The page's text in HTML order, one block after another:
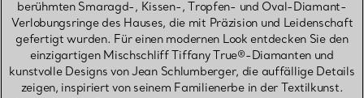
berühmten Smaragd-, Kissen-, Tropfen- und Oval-Diamant-
Verlobungsringe des Hauses, die mit Präzision und Leidenschaft
gefertigt wurden. Für einen modernen Look entdecken Sie den
einzigartigen Mischschliff Tiffany True®-Diamanten und
kunstvolle Designs von Jean Schlumberger, die auffällige Details
zeigen, inspiriert von seinem Familienerbe in der Textilkunst.